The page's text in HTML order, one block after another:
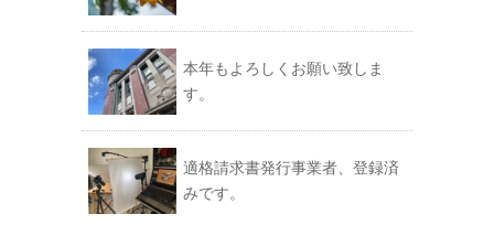
本年もよろしくお願い致しま
す。
適格請求書発行事業者、登録済
みです。